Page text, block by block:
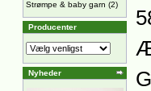
Strømpe & baby garn (2)
Producenter
Nyheder